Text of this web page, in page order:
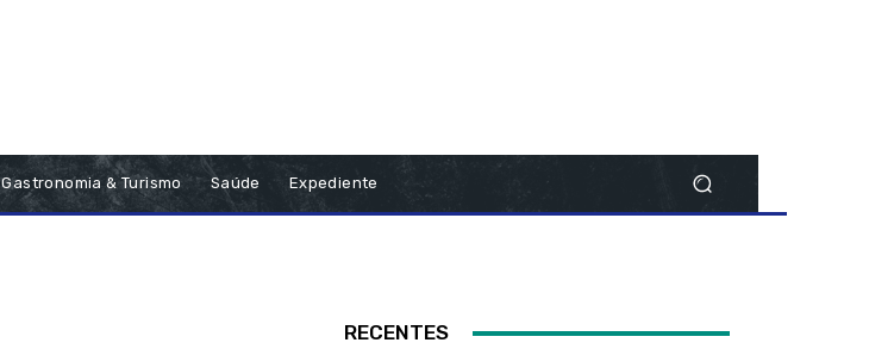
Gastronomia & Turismo Saúde Expediente
RECENTES